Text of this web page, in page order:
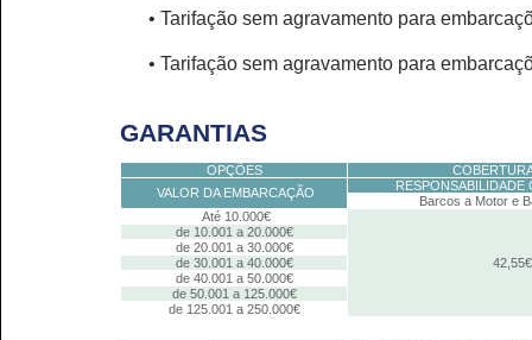
• Tarifação sem agravamento para
• Tarifação sem agravamento para
GARANTIAS
OPÇÕES
VALOR DA EMBARCAÇÃO
RESPONSABILIDADE
Barcos a Motor e
Até 10.000€
42,55€
de 10.001 a 20.000€
de 20.001 a 30.000€
de 30.001 a 40.000€
de 40.001 a 50.000€
de 50.001 a 125.000€
de 125.001 a 250.000€